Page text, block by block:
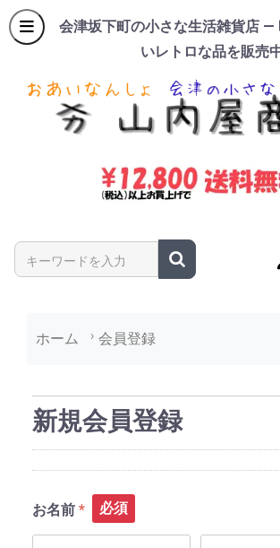
会津坂下町の小さな生活雑貨店 —
いレトロな品を販売
商品名やキーワードを入力
ホーム 会員登録
新規会員登録
お名前 必須